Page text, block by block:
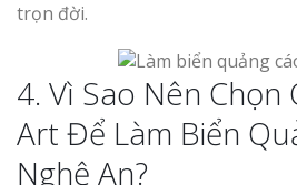
trọn đời.
4. Vì Sao Nên Chọn
Art Để Làm Biển
Nghệ An?